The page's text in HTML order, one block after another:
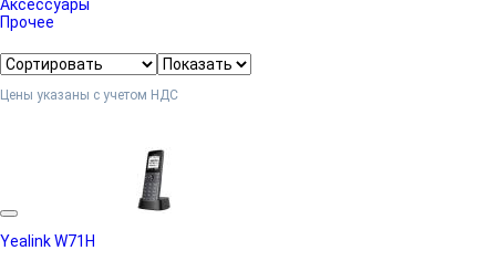
Аксессуары
Прочее
Цены указаны с учетом НДС
Yealink W71H